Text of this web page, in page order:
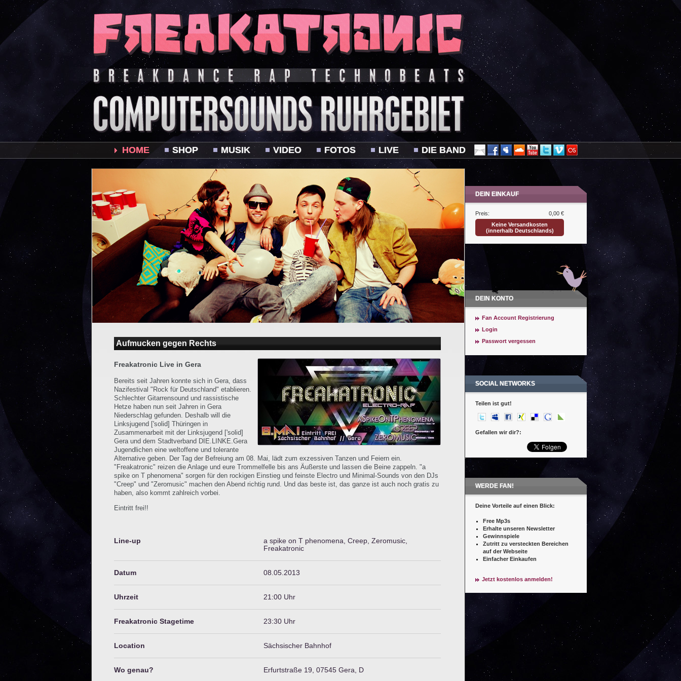
HOME SHOP MUSIK VIDEO FOTOS LIVE DIE BAND
Aufmucken gegen Rechts
Freakatronic Live in Gera
Bereits seit Jahren konnte sich in Gera, dass
Nazifestival "Rock für Deutschland" etablieren.
Schlechter Gitarrensound und rassistische
Hetze haben nun seit Jahren in Gera
Niederschlag gefunden. Deshalb will die
Linksjugend ['solid] Thüringen in
Zusammenarbeit mit der Linksjugend ['solid]
Gera und dem Stadtverband DIE.LINKE.Gera
Jugendlichen eine weltoffene und tolerante
Alternative geben. Der Tag der Befreiung am 08. Mai, lädt zum exzessiven Tanzen und Feiern ein.
"Freakatronic" reizen die Anlage und eure Trommelfelle bis ans Äußerste und lassen die Beine zappeln. "a
spike on T phenomena" sorgen für den rockigen Einstieg und feinste Electro und Minimal-Sounds von den DJs
"Creep" und "Zeromusic" machen den Abend richtig rund. Und das beste ist, das ganze ist auch noch gratis zu
haben, also kommt zahlreich vorbei.
Eintritt frei!!
Line-up
a spike on T phenomena, Creep, Zeromusic,
Freakatronic
Datum 08.05.2013
Uhrzeit 21:00 Uhr
Freakatronic Stagetime 23:30 Uhr
Location Sächsischer Bahnhof
Wo genau? Erfurtstraße 19, 07545 Gera, D
DEIN EINKAUF
Preis:
0,00 €
Keine Versandkosten
(innerhalb Deutschlands)
DEIN KONTO
Fan Account Registrierung
Login
Passwort vergessen
SOCIAL NETWORKS
Teilen ist gut!
Gefallen wir dir?:
WERDE FAN!
Deine Vorteile auf einen Blick:
Free Mp3s
Erhalte unseren Newsletter
Gewinnspiele
Zutritt zu versteckten Bereichen
auf der Webseite
Einfacher Einkaufen
Jetzt kostenlos anmelden!